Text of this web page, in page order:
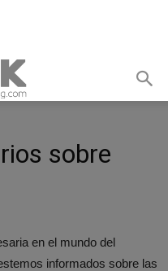
sobre
en el mundo del
informados sobre las